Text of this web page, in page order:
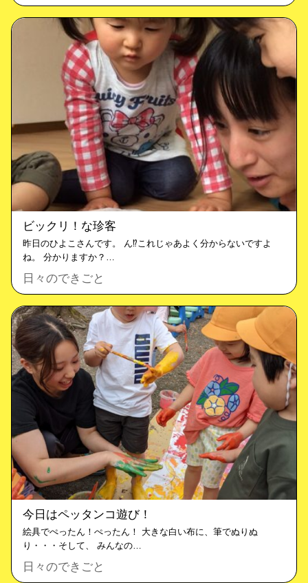
ビックリ！な珍客
昨日のひよこさんです。 ん⁉︎これじゃあよく分からないですよ
ね。 分かりますか？…
日々のできごと
今日はペッタンコ遊び！
絵具でぺったん！ぺったん！ 大きな白い布に、筆でぬりぬ
り・・・そして、 みんなの…
日々のできごと